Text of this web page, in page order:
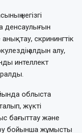
негізгі
денсаулығын
скринингтік
алдын алу,
интеллект
облыста
жүкті
бағыттау және
бойынша жұмысты